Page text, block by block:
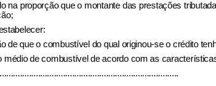
na proporção que o montante das prestações
de que o combustível do qual originou-se o crédito
médio de combustível de acordo com as